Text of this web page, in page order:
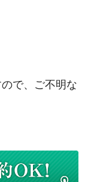
で、ご不明な